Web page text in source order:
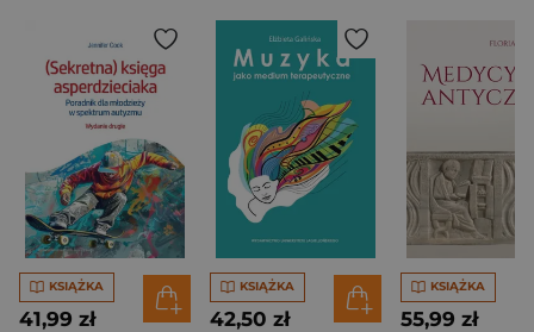
KSIĄŻKA
41,99 zł
KSIĄŻKA
42,50 zł
KSIĄŻKA
55,99 zł